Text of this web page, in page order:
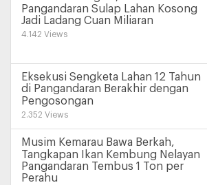
Pangandaran Sulap Lahan Kosong
Jadi Ladang Cuan Miliaran
4.142 Views
Eksekusi Sengketa Lahan 12 Tahun
di Pangandaran Berakhir dengan
Pengosongan
2.352 Views
Musim Kemarau Bawa Berkah,
Tangkapan Ikan Kembung Nelayan
Pangandaran Tembus 1 Ton per
Perahu